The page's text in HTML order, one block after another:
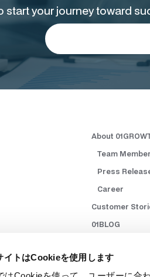
イトはCookieを使用します
start your journey toward
About
Team
Press
Career
Customer
01BLOG
Contact Us